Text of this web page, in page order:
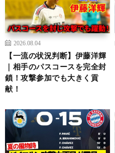
2026.08.04
【一流の状況判断】伊藤洋輝
｜相手のパスコースを完全封
鎖！攻撃参加でも大きく貢
献！